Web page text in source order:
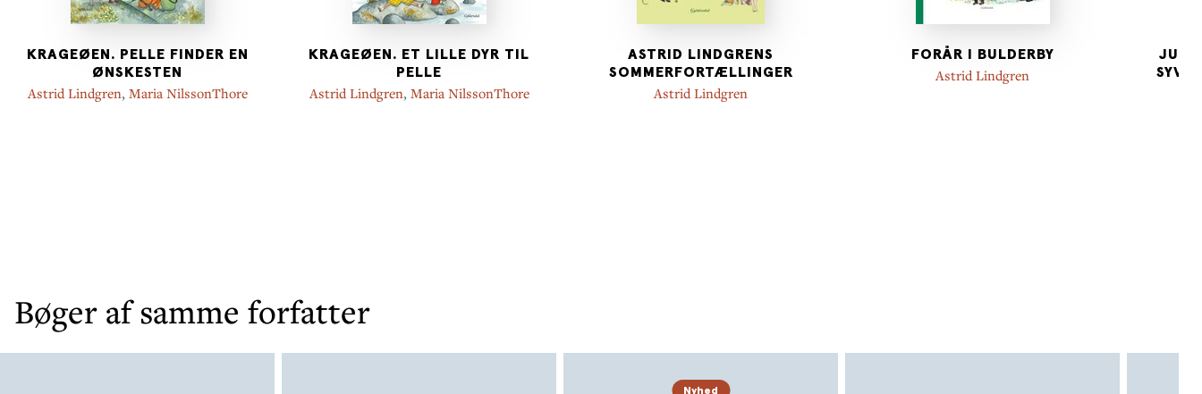
KRAGEØEN. PELLE FINDER EN
ØNSKESTEN
Astrid Lindgren, Maria NilssonThore
KRAGEØEN. ET LILLE DYR TIL
PELLE
Astrid Lindgren, Maria NilssonThore
ASTRID LINDGRENS
SOMMERFORTÆLLINGER
Astrid Lindgren
FORÅR I BULDERBY
Astrid Lindgren
JUL
SYV
Bøger af samme forfatter
Nyhed